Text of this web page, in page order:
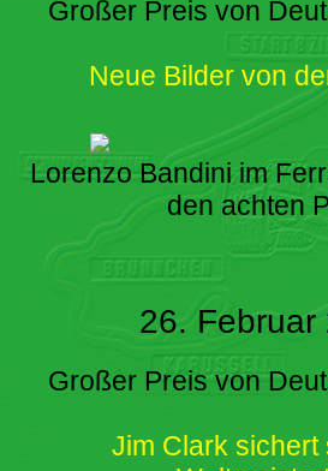
Großer Preis von
Neue Bilder von
Lorenzo Bandini im
den achten
26. Februar
Großer Preis von
Jim Clark sichert